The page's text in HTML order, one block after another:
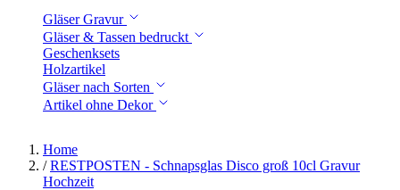
Gläser Gravur
Gläser & Tassen bedruckt
Geschenksets
Holzartikel
Gläser nach Sorten
Artikel ohne Dekor
Home
/ RESTPOSTEN - Schnapsglas Disco groß 10cl Gravur
Hochzeit